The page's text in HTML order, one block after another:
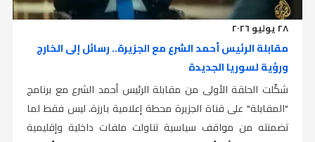
٢٨ يوليو ٢٠٢٦
مقابلة الرئيس أحمد الشرع مع الجزيرة.. رسائل إلى الخارج
ورؤية لسوريا الجديدة
شكّلت الحلقة الأولى من مقابلة الرئيس أحمد الشرع مع برنامج
"المقابلة" على قناة الجزيرة محطة إعلامية بارزة، ليس فقط لما
تضمنته من مواقف سياسية تناولت ملفات داخلية وإقليمية